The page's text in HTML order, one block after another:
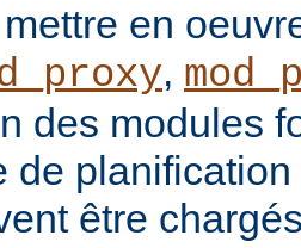
en
,
des modules
de
être